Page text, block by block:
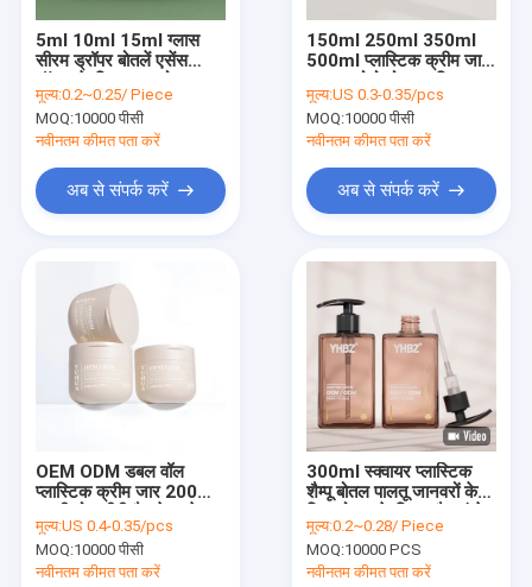
हमारे बारे में
कारखाने का दौरा
गुणवत्ता नियंत्रण
हमसे संपर्क करें
उद्धरण मांगें
प्लास्टिक पैकेजिंग की बोतलें
प्लास्टिक फोम की बोतल
प्लास्टिक लोशन की बोतल
5ml 10ml 15ml ग्लास
सीरम ड्रॉपर बोतलें एसेंस
मूल्य:0.2~0.25/ Piece
MOQ:10000 पीसी
नवीनतम कीमत पता करें
अब से संपर्क करें
150ml 250ml 350ml
500ml प्लास्टिक क्रीम जार
पैकेजिंग जार शरीर स्क्रब के
लिए
मूल्य:US 0.3-0.35/pcs
MOQ:10000 पीसी
नवीनतम कीमत पता करें
अब से संपर्क करें
OEM ODM डबल वॉल
प्लास्टिक क्रीम जार 200ml
मास्क कंटेनर जार
मूल्य:US 0.4-0.35/pcs
MOQ:10000 पीसी
नवीनतम कीमत पता करें
300ml स्क्वायर प्लास्टिक
शैम्पू बोतल पालतू जानवरों के
पंप बोतल
मूल्य:0.2~0.28/ Piece
MOQ:10000 PCS
नवीनतम कीमत पता करें